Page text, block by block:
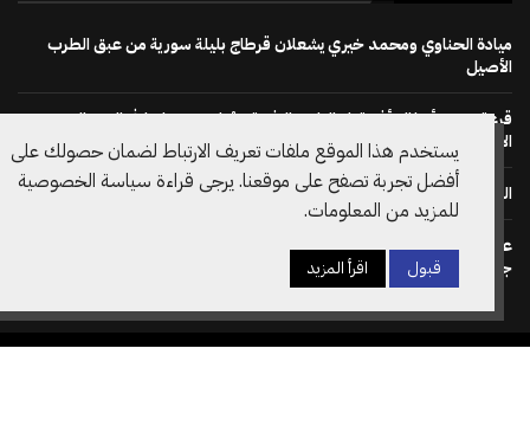
ميادة الحناوي ومحمد خيري يشعلان قرطاج بليلة سورية من عبق الطرب
الأصيل
قرعة دوري أبطال أفريقيا : النادي الإفريقي يُواجه دجوليبا في الدور التمهيدي
الأوّل
الجمهور يصنع الحدث في إفتتاح مهرجان بو مخلوف 50
على خطى نظيره الويلزي: الاتحاد الانقليزي لكرة القدم يسحب دعم ترشح
جياني انفانتينو لرئاسة الفيفا مجددا
يستخدم هذا الموقع ملفات تعريف الارتباط لضمان حصولك على
أفضل تجربة تصفح على موقعنا. يرجى قراءة سياسة الخصوصية
للمزيد من المعلومات.
قبول اقرأ المزيد